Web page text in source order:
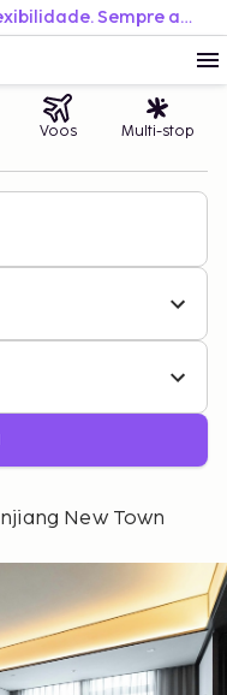
Reserve facilmente. Viaje com flexibilidade. Sempre ao melhor preço.
Voos Multi-stop
New Town